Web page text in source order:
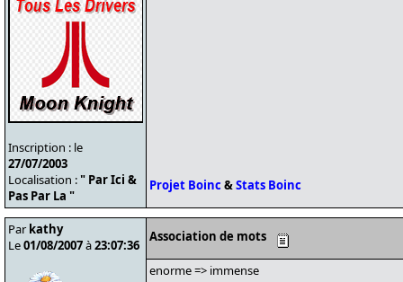
Inscription : le
27/07/2003
Localisation :" Par Ici &
Pas Par La "
Projet Boinc&Stats Boinc
Par kathy
Le01/08/2007à23:07:36
Association de mots
enorme => immense